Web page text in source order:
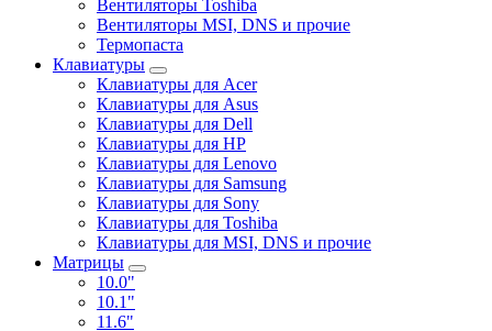
Вентиляторы Toshiba
Вентиляторы MSI, DNS и прочие
Термопаста
Клавиатуры
Клавиатуры для Acer
Клавиатуры для Asus
Клавиатуры для Dell
Клавиатуры для HP
Клавиатуры для Lenovo
Клавиатуры для Samsung
Клавиатуры для Sony
Клавиатуры для Toshiba
Клавиатуры для MSI, DNS и прочие
Матрицы
10.0"
10.1"
11.6"